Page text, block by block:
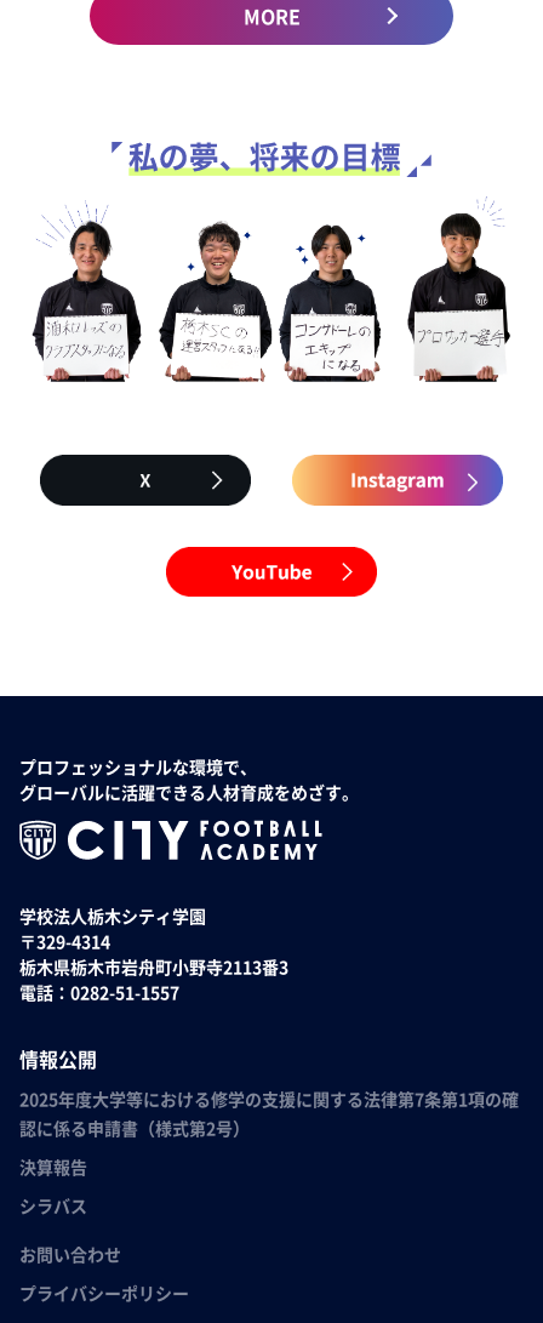
MORE
プロフェッショナルな環境で、
グローバルに活躍できる人材育成をめざす。
学校法人栃木シティ学園
〒329-4314
栃木県栃木市岩舟町小野寺2113番3
電話：0282-51-1557
情報公開
2025年度大学等における修学の支援に関する法律第7条第1項の確
認に係る申請書（様式第2号）
決算報告
シラバス
お問い合わせ
プライバシーポリシー